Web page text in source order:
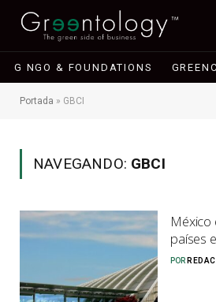
G NGO & FOUNDATIONS
Portada » GBCI
NAVEGANDO: GBCI
México
países
POR